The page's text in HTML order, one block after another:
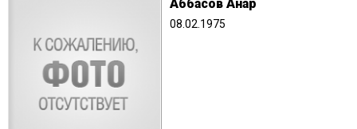
Аббасов Анар
08.02.1975